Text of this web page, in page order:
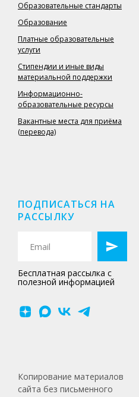
Образовательные стандарты
Образование
Платные образовательные
услуги
Стипендии и иные виды
материальной поддержки
Информационно-
образовательные ресурсы
Вакантные места для приёма
(перевода)
ПОДПИСАТЬСЯ НА
РАССЫЛКУ
Бесплатная рассылка с
полезной информацией
Копирование материалов
сайта без письменного